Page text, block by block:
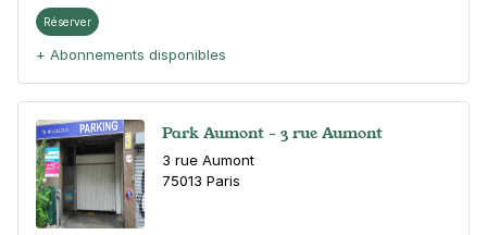
Réserver
+ Abonnements disponibles
Park Aumont - 3 rue Aumont
3 rue Aumont
75013 Paris